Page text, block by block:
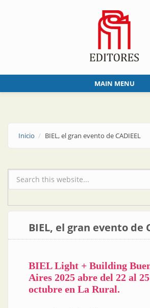
MAIN MENU
Inicio BIEL, el gran evento de CADIEEL
Formulario de búsqueda
BIEL, el gran evento de
BIEL Light + Building
Aires 2025 abre del 22 al
octubre en La Rural.